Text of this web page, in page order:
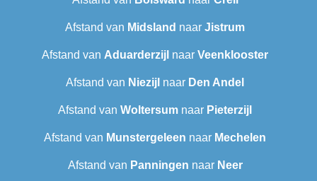
Afstand van Midsland naar Jistrum
Afstand van Aduarderzijl naar Veenklooster
Afstand van Niezijl naar Den Andel
Afstand van Woltersum naar Pieterzijl
Afstand van Munstergeleen naar Mechelen
Afstand van Panningen naar Neer